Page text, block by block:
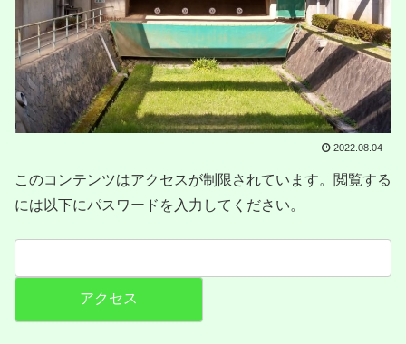
2022.08.04
このコンテンツはアクセスが制限されています。閲覧する
には以下にパスワードを入力してください。